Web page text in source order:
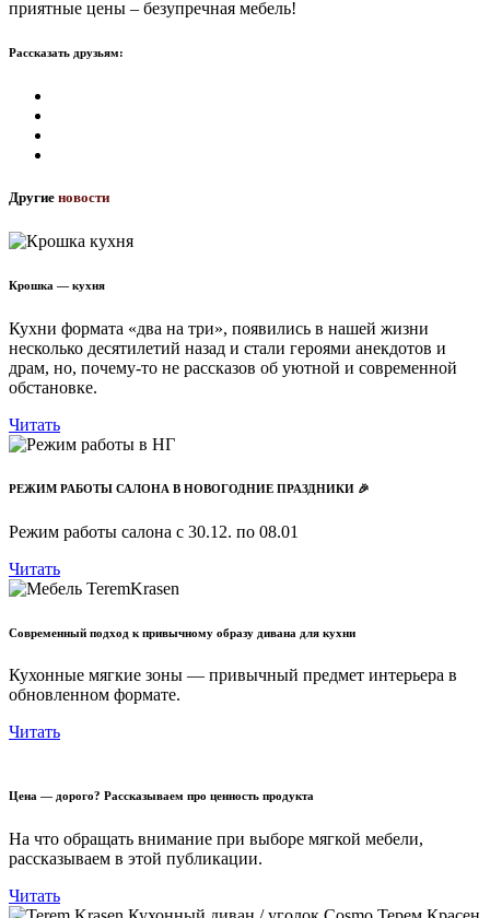
приятные цены – безупречная мебель!
Рассказать друзьям:
Другие новости
Крошка — кухня
Кухни формата «два на три», появились в нашей жизни
несколько десятилетий назад и стали героями анекдотов и
драм, но, почему-то не рассказов об уютной и современной
обстановке.
Читать
РЕЖИМ РАБОТЫ САЛОНА В НОВОГОДНИЕ ПРАЗДНИКИ 🎉
Режим работы салона с 30.12. по 08.01
Читать
Современный подход к привычному образу дивана для кухни
Кухонные мягкие зоны — привычный предмет интерьера в
обновленном формате.
Читать
Цена — дорого? Рассказываем про ценность продукта
На что обращать внимание при выборе мягкой мебели,
рассказываем в этой публикации.
Читать